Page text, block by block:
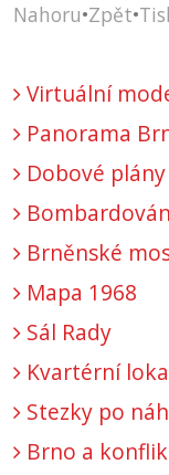
Nahoru•Zpět•
Virtuální
Panorama
Dobové plány
Brněnské
Mapa 1968
Sál Rady
Kvartérní
Stezky po
Brno a